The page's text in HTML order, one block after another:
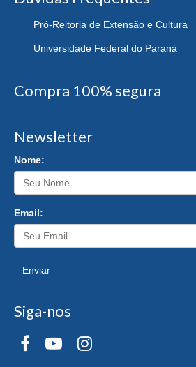
Pró-Reitoria de Extensão e Cultura
Universidade Federal do Paraná
Compra 100% segura
Newsletter
Nome:
Email:
Enviar
Siga-nos